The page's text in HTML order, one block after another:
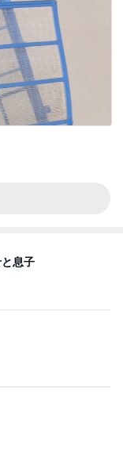
息子